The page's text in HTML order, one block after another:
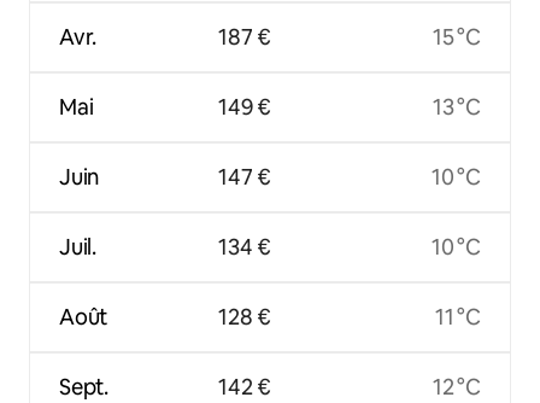
Avr.
Mai
Juin
Juil.
Août
Sept.
187 €
149 €
147 €
134 €
128 €
142 €
15 °C
13 °C
10 °C
10 °C
11 °C
12 °C